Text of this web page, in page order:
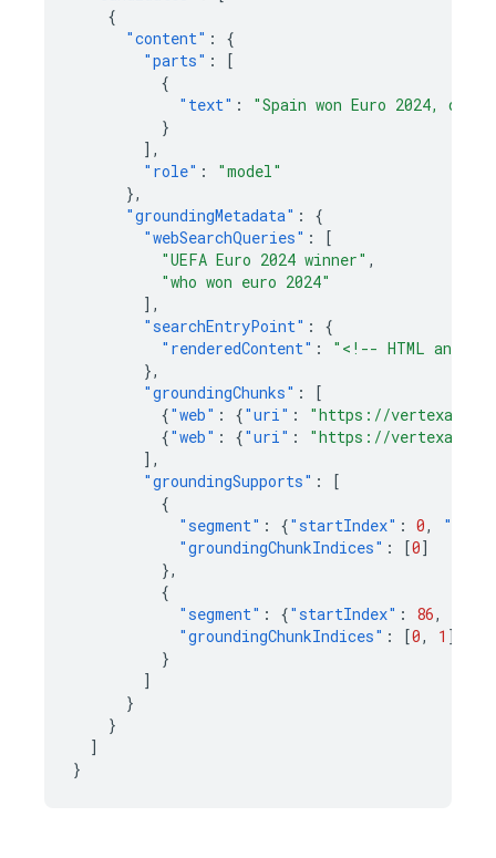
{
"content" :
{
"parts" :
[
{
"text" :
"Spain won Euro 2024,
}
],
"role" :
"model"
},
"groundingMetadata" :
{
"webSearchQueries" :
[
"UEFA Euro 2024 winner" ,
"who won euro 2024"
],
"searchEntryPoint" :
{
"renderedContent" :
"<!-- HTML and
},
"groundingChunks" :
[
{"web" : {"uri" :
"https://
{"web" : {"uri" :
"https://
],
"groundingSupports" :
[
{
"segment" : {"startIndex" : 0,
"groundingChunkIndices" : [0]
},
{
"segment" : {"startIndex" : 86,
"groundingChunkIndices" : [0, 1 ]
}
]
}
}
]
}